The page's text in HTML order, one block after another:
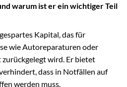
warum ist er ein wichtiger Teil
Kapital, das für
wie Autoreparaturen oder
wird. Er bietet
dass in Notfällen auf
werden muss.